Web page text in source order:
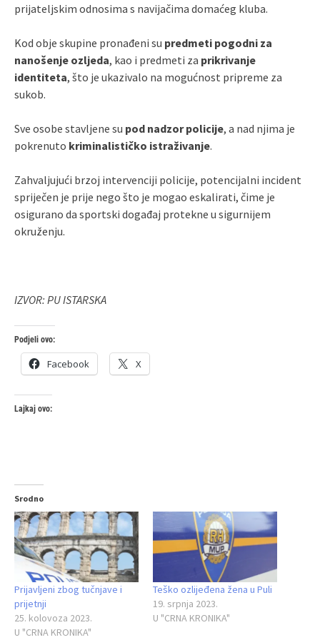
prijateljskim odnosima s navijačima domaćeg kluba.
Kod obje skupine pronađeni su predmeti pogodni za
nanošenje ozljeda, kao i predmeti za prikrivanje
identiteta, što je ukazivalo na mogućnost pripreme za
sukob.
Sve osobe stavljene su pod nadzor policije, a nad njima je
pokrenuto kriminalističko istraživanje.
Zahvaljujući brzoj intervenciji policije, potencijalni incident
spriječen je prije nego što je mogao eskalirati, čime je
osigurano da sportski događaj protekne u sigurnijem
okruženju.
IZVOR: PU ISTARSKA
Podjeli ovo:
Facebook X
Lajkaj ovo:
Srodno
Prijavljeni zbog tučnjave i
prijetnji
25. kolovoza 2023.
U "CRNA KRONIKA"
Teško ozlijeđena žena u Puli
19. srpnja 2023.
U "CRNA KRONIKA"